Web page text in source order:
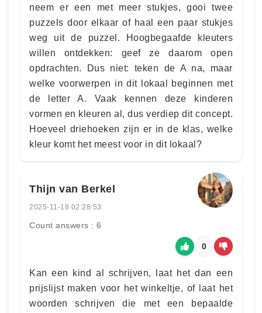
neem er een met meer stukjes, gooi twee
puzzels door elkaar of haal een paar stukjes
weg uit de puzzel. Hoogbegaafde kleuters
willen ontdekken: geef ze daarom open
opdrachten. Dus niet: teken de A na, maar
welke voorwerpen in dit lokaal beginnen met
de letter A. Vaak kennen deze kinderen
vormen en kleuren al, dus verdiep dit concept.
Hoeveel driehoeken zijn er in de klas, welke
kleur komt het meest voor in dit lokaal?
Thijn van Berkel
2025-11-18 02:28:53
Count answers : 6
0
Kan een kind al schrijven, laat het dan een
prijslijst maken voor het winkeltje, of laat het
woorden schrijven die met een bepaalde